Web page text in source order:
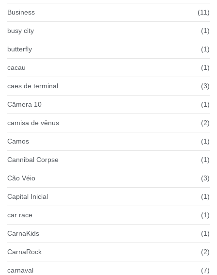
Business (11)
busy city (1)
butterfly (1)
cacau (1)
caes de terminal (3)
Câmera 10 (1)
camisa de vênus (2)
Camos (1)
Cannibal Corpse (1)
Cão Véio (3)
Capital Inicial (1)
car race (1)
CarnaKids (1)
CarnaRock (2)
carnaval (7)